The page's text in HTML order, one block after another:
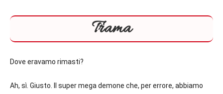
Trama
Dove eravamo rimasti?
Ah, sì. Giusto. Il super mega demone che, per errore, abbiamo